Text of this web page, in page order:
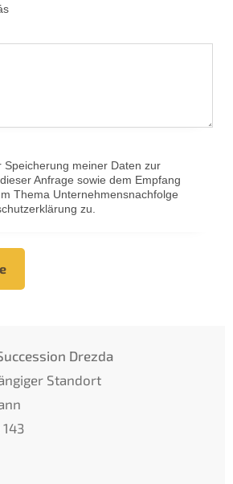
Speicherung meiner Daten zur
Anfrage sowie dem Empfang
Thema Unternehmensnachfolge
zu.
Drezda
Standort